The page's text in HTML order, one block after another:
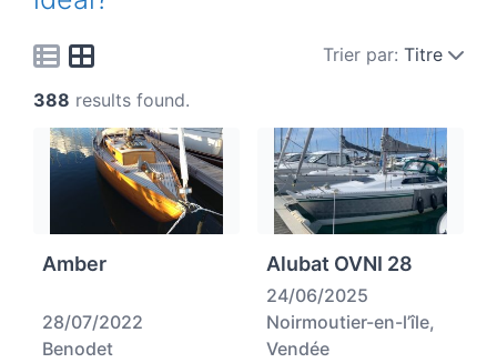
Trier par: Titre
388 results found.
Amber
28/07/2022
Benodet
Alubat OVNI 28
24/06/2025
Noirmoutier-en-l’île,
Vendée